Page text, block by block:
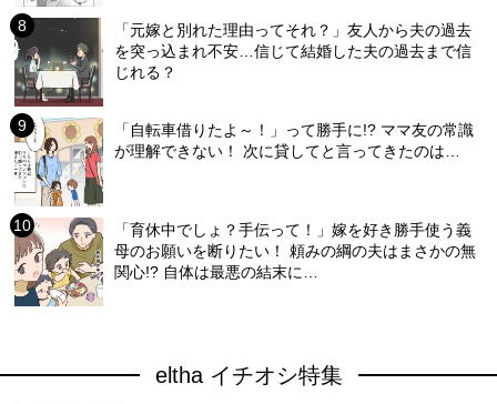
「元嫁と別れた理由ってそれ？」友人から夫の過去
を突っ込まれ不安…信じて結婚した夫の過去まで信
じれる？
「自転車借りたよ～！」って勝手に!? ママ友の常識
が理解できない！ 次に貸してと言ってきたのは…
「育休中でしょ？手伝って！」嫁を好き勝手使う義
母のお願いを断りたい！ 頼みの綱の夫はまさかの無
関心!? 自体は最悪の結末に…
eltha イチオシ特集